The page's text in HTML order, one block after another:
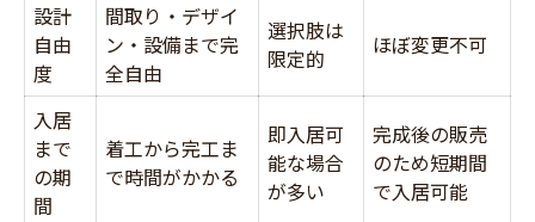
設計
自由
度
間取り・デザイ
ン・設備まで完
全自由
選択肢は
限定的
ほぼ変更不可
入居
まで
の期
間
着工から完工ま
で時間がかかる
即入居可
能な場合
が多い
完成後の販売
のため短期間
で入居可能